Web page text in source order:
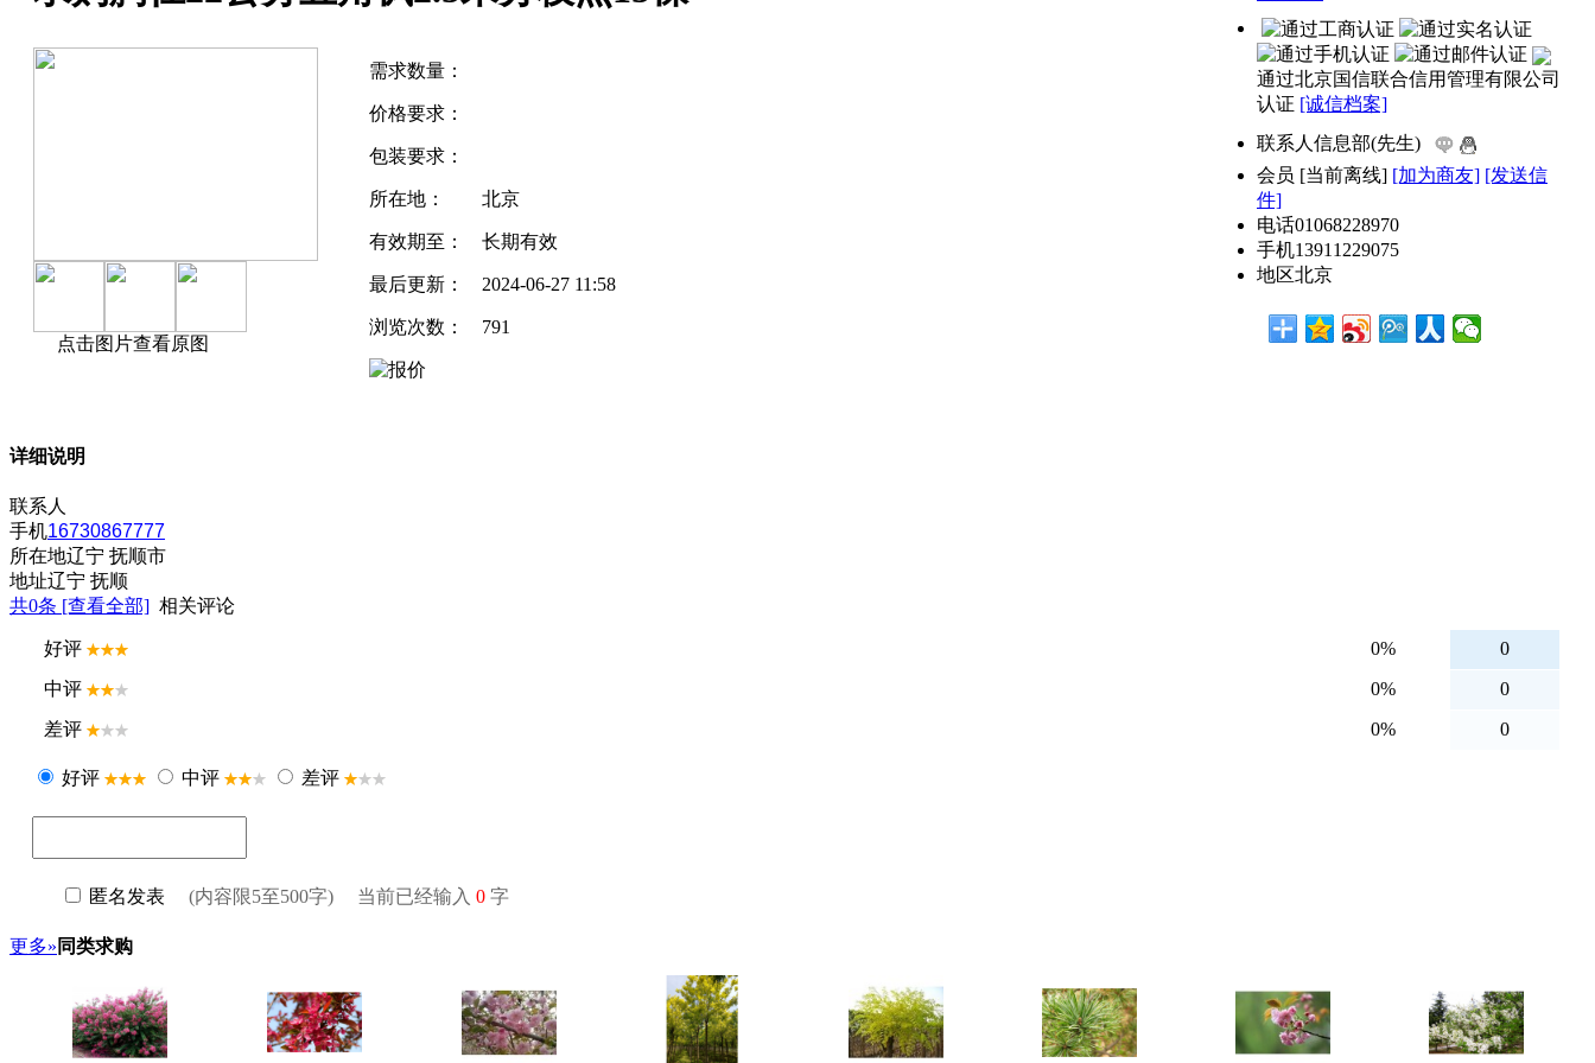
点击图片查看原图
需求数量：
价格要求：
包装要求：
所在地： 北京
有效期至： 长期有效
最后更新： 2024-06-27 11:58
浏览次数： 791
通过北京国信联合信用管理有限公司
认证 [诚信档案]
联系人 信息部(先生)
会员 [当前离线] [加为商友] [发送信
件]
电话01068228970
手机13911229075
地区北京
详细说明
联系人
手机16730867777
所在地辽宁 抚顺市
地址辽宁 抚顺
共0条 [查看全部] 相关评论
更多» 同类求购